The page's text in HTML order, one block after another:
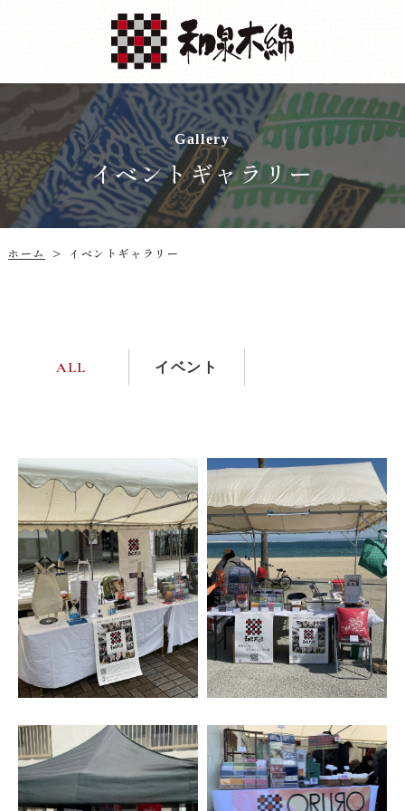
Gallery
イベントギャラリー
ホーム > イベントギャラリー
ALL イベント